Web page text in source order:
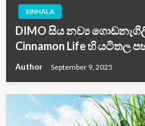
SINHALA
DIMO සිය නව්‍ය
Cinnamon Life හි
Author September 9, 2025